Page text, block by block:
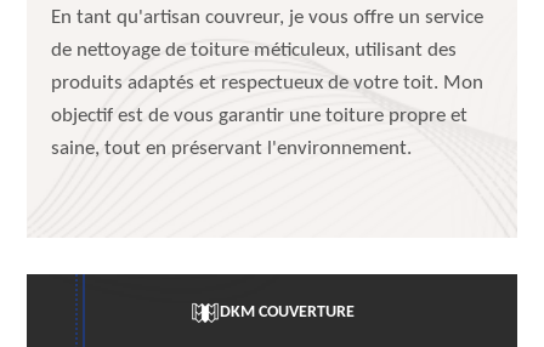
En tant qu'artisan couvreur, je vous offre un service
de nettoyage de toiture méticuleux, utilisant des
produits adaptés et respectueux de votre toit. Mon
objectif est de vous garantir une toiture propre et
saine, tout en préservant l'environnement.
DKM COUVERTURE